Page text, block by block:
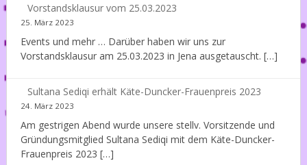
Vorstandsklausur vom 25.03.2023
25. März 2023
Events und mehr … Darüber haben wir uns zur
Vorstandsklausur am 25.03.2023 in Jena ausgetauscht. […]
Sultana Sediqi erhält Käte-Duncker-Frauenpreis 2023
24. März 2023
Am gestrigen Abend wurde unsere stellv. Vorsitzende und
Gründungsmitglied Sultana Sediqi mit dem Käte-Duncker-
Frauenpreis 2023 […]